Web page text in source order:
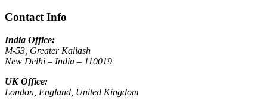
Contact Info
India Office:
M-53, Greater Kailash
New Delhi – India – 110019
UK Office:
London, England, United Kingdom